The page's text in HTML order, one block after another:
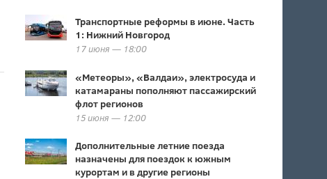
Транспортные реформы в июне. Часть
1: Нижний Новгород
17 июня — 18:00
«Метеоры», «Валдаи», электросуда и
катамараны пополняют пассажирский
флот регионов
15 июня — 12:00
Дополнительные летние поезда
назначены для поездок к южным
курортам и в другие регионы